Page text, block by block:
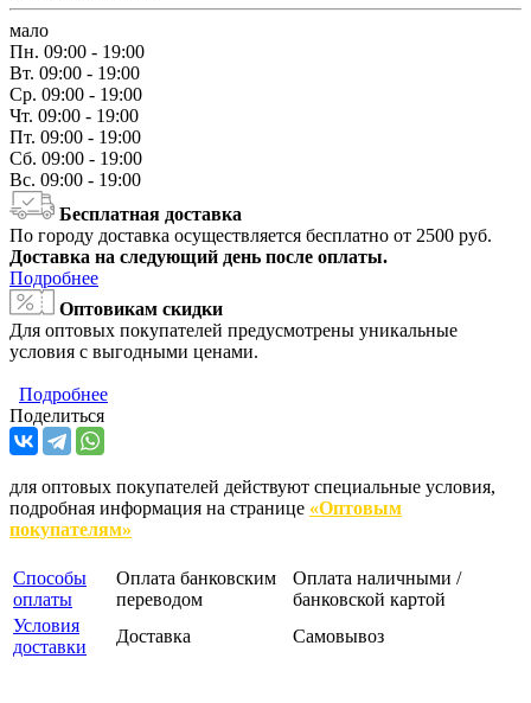
мало
Пн. 09:00 - 19:00
Вт. 09:00 - 19:00
Ср. 09:00 - 19:00
Чт. 09:00 - 19:00
Пт. 09:00 - 19:00
Сб. 09:00 - 19:00
Вс. 09:00 - 19:00
Бесплатная доставка
По городу доставка осуществляется бесплатно от 2500 руб.
Доставка на следующий день после оплаты.
Подробнее
Оптовикам скидки
Для оптовых покупателей предусмотрены уникальные
условия с выгодными ценами.
Подробнее
Поделиться
для оптовых покупателей действуют специальные условия,
подробная информация на странице «Оптовым
покупателям»
Способы
оплаты
Оплата банковским
переводом
Оплата наличными /
банковской картой
Условия
доставки
Доставка Самовывоз